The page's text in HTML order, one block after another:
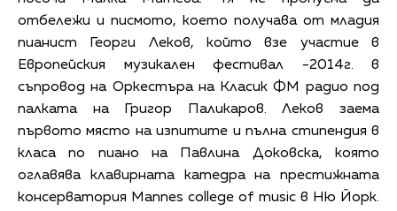
отбележи и писмото, което получава от младия
пианист Георги Леков, който взе участие в
Европейския музикален фестивал -2014г. в
съпровод на Оркестъра на Класик ФМ радио под
палката на Григор Паликаров. Леков заема
първото място на изпитите и пълна стипендия в
класа по пиано на Павлина Доковска, която
оглавява клавирната катедра на престижната
консерватория Mannes college of music в Ню Йорк.